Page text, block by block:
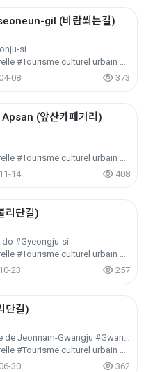
gil (바람쐬는길)
si
#Ruelle, Rue culturelle #Tourisme culturel urbain et régional #Tourisme culturel
08 373
(앞산카페거리)
#Ruelle, Rue culturelle #Tourisme culturel urbain et régional #Tourisme culturel
14 408
리단길)
#Gyeongju-si
#Ruelle, Rue culturelle #Tourisme culturel urbain et régional #Tourisme culturel
23 257
단길)
#Métropole unifiée de Jeonnam-Gwangju #Gwangsan-gu
#Ruelle, Rue culturelle #Tourisme culturel urbain et régional #Tourisme culturel
30 362